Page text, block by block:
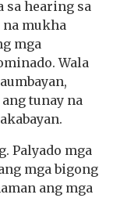
sa hearing sa
na mukha
mga
Wala
tunay na
Palyado mga
mga bigong
ang mga